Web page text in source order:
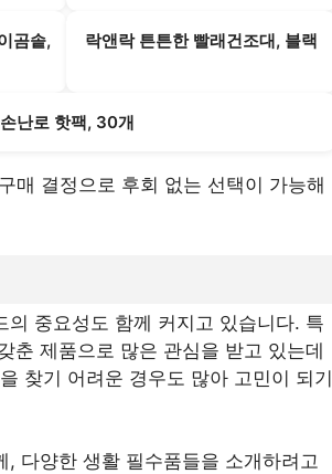
곰솥,
락앤락 튼튼한 빨래건조대, 블랙
난로 핫팩, 30개
매 결정으로 후회 없는 선택이 가능해
중요성도 함께 커지고 있습니다. 특
춘 제품으로 많은 관심을 받고 있는데
찾기 어려운 경우도 많아 고민이 되기
다양한 생활 필수품들을 소개하려고